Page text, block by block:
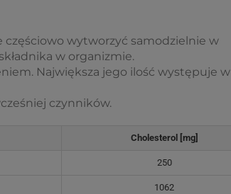
wytworzyć samodzielnie w
w organizmie.
Największa jego ilość występuje w
czynników.
Cholesterol [mg]
250
1062